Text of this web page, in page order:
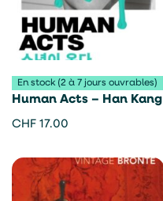
En stock (2 à 7 jours ouvrables)
Human Acts – Han Kang
CHF 17.00